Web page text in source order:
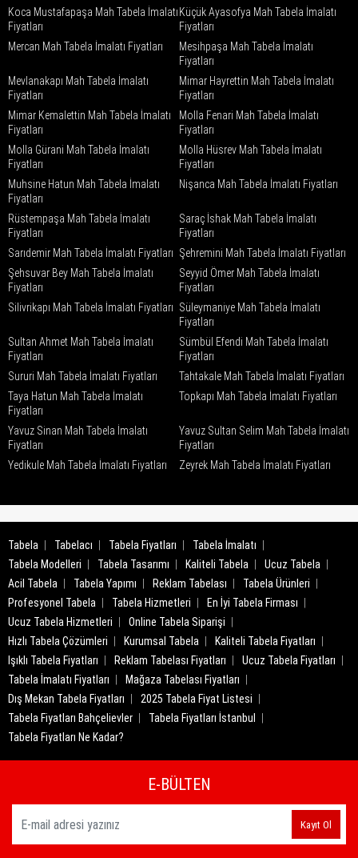
Koca Mustafapaşa Mah Tabela İmalatı
Fiyatları
Küçük Ayasofya Mah Tabela İmalatı
Fiyatları
Mercan Mah Tabela İmalatı Fiyatları
Mesihpaşa Mah Tabela İmalatı
Fiyatları
Mevlanakapı Mah Tabela İmalatı
Fiyatları
Mimar Hayrettin Mah Tabela İmalatı
Fiyatları
Mimar Kemalettin Mah Tabela İmalatı
Fiyatları
Molla Fenari Mah Tabela İmalatı
Fiyatları
Molla Gürani Mah Tabela İmalatı
Fiyatları
Molla Hüsrev Mah Tabela İmalatı
Fiyatları
Muhsine Hatun Mah Tabela İmalatı
Fiyatları
Nişanca Mah Tabela İmalatı Fiyatları
Rüstempaşa Mah Tabela İmalatı
Fiyatları
Saraç İshak Mah Tabela İmalatı
Fiyatları
Sarıdemir Mah Tabela İmalatı Fiyatları Şehremini Mah Tabela İmalatı Fiyatları
Şehsuvar Bey Mah Tabela İmalatı
Fiyatları
Seyyid Ömer Mah Tabela İmalatı
Fiyatları
Silivrikapı Mah Tabela İmalatı Fiyatları Süleymaniye Mah Tabela İmalatı
Fiyatları
Sultan Ahmet Mah Tabela İmalatı
Fiyatları
Sümbül Efendi Mah Tabela İmalatı
Fiyatları
Sururi Mah Tabela İmalatı Fiyatları
Tahtakale Mah Tabela İmalatı Fiyatları
Taya Hatun Mah Tabela İmalatı
Fiyatları
Topkapı Mah Tabela İmalatı Fiyatları
Yavuz Sinan Mah Tabela İmalatı
Fiyatları
Yavuz Sultan Selim Mah Tabela İmalatı
Fiyatları
Yedikule Mah Tabela İmalatı Fiyatları
Zeyrek Mah Tabela İmalatı Fiyatları
Tabela Tabelacı Tabela Fiyatları
Tabela İmalatı
Tabela Modelleri
Tabela Tasarımı Kaliteli Tabela
Ucuz Tabela
Acil Tabela
Tabela Yapımı Reklam Tabelası
Tabela Ürünleri
Profesyonel Tabela
Tabela Hizmetleri
En İyi Tabela Firması
Ucuz Tabela Hizmetleri
Online Tabela Siparişi
Hızlı Tabela Çözümleri
Kurumsal Tabela
Kaliteli Tabela Fiyatları
Işıklı Tabela Fiyatları
Reklam Tabelası Fiyatları
Ucuz Tabela Fiyatları
Tabela İmalatı Fiyatları
Mağaza Tabelası Fiyatları
Dış Mekan Tabela Fiyatları
2025 Tabela Fiyat Listesi
Tabela Fiyatları Bahçelievler
Tabela Fiyatları İstanbul
Tabela Fiyatları Ne Kadar?
E-BÜLTEN
Kayıt Ol